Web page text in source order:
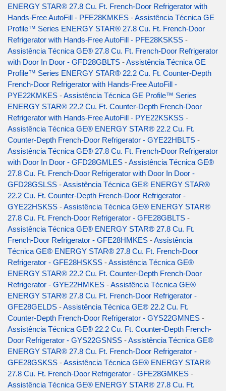
ENERGY STAR® 27.8 Cu. Ft. French-Door Refrigerator with
Hands-Free AutoFill - PFE28KMKES -Assistência Técnica GE
Profile™ Series ENERGY STAR® 27.8 Cu. Ft. French-Door
Refrigerator with Hands-Free AutoFill - PFE28KSKSS -
Assistência Técnica GE® 27.8 Cu. Ft. French-Door Refrigerator
with Door In Door - GFD28GBLTS -Assistência Técnica GE
Profile™ Series ENERGY STAR® 22.2 Cu. Ft. Counter-Depth
French-Door Refrigerator with Hands-Free AutoFill -
PYE22KMKES -Assistência Técnica GE Profile™ Series
ENERGY STAR® 22.2 Cu. Ft. Counter-Depth French-Door
Refrigerator with Hands-Free AutoFill - PYE22KSKSS -
Assistência Técnica GE® ENERGY STAR® 22.2 Cu. Ft.
Counter-Depth French-Door Refrigerator - GYE22HBLTS -
Assistência Técnica GE® 27.8 Cu. Ft. French-Door Refrigerator
with Door In Door - GFD28GMLES -Assistência Técnica GE®
27.8 Cu. Ft. French-Door Refrigerator with Door In Door -
GFD28GSLSS -Assistência Técnica GE® ENERGY STAR®
22.2 Cu. Ft. Counter-Depth French-Door Refrigerator -
GYE22HSKSS -Assistência Técnica GE® ENERGY STAR®
27.8 Cu. Ft. French-Door Refrigerator - GFE28GBLTS -
Assistência Técnica GE® ENERGY STAR® 27.8 Cu. Ft.
French-Door Refrigerator - GFE28HMKES -Assistência
Técnica GE® ENERGY STAR® 27.8 Cu. Ft. French-Door
Refrigerator - GFE28HSKSS -Assistência Técnica GE®
ENERGY STAR® 22.2 Cu. Ft. Counter-Depth French-Door
Refrigerator - GYE22HMKES -Assistência Técnica GE®
ENERGY STAR® 27.8 Cu. Ft. French-Door Refrigerator -
GFE28GELDS -Assistência Técnica GE® 22.2 Cu. Ft.
Counter-Depth French-Door Refrigerator - GYS22GMNES -
Assistência Técnica GE® 22.2 Cu. Ft. Counter-Depth French-
Door Refrigerator - GYS22GSNSS -Assistência Técnica GE®
ENERGY STAR® 27.8 Cu. Ft. French-Door Refrigerator -
GFE28GSKSS -Assistência Técnica GE® ENERGY STAR®
27.8 Cu. Ft. French-Door Refrigerator - GFE28GMKES -
Assistência Técnica GE® ENERGY STAR® 27.8 Cu. Ft.